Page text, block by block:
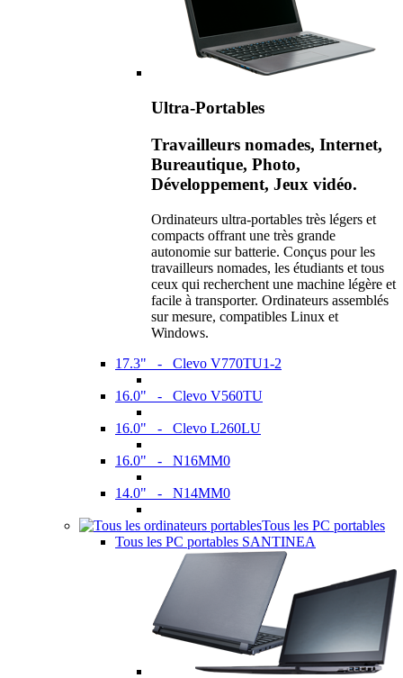
Ultra-Portables
Travailleurs nomades, Internet,
Bureautique, Photo,
Développement, Jeux vidéo.
Ordinateurs ultra-portables très légers et
compacts offrant une très grande
autonomie sur batterie. Conçus pour les
travailleurs nomades, les étudiants et tous
ceux qui recherchent une machine légère et
facile à transporter. Ordinateurs assemblés
sur mesure, compatibles Linux et
Windows.
17.3" - Clevo V770TU1-2
16.0" - Clevo V560TU
16.0" - Clevo L260LU
16.0" - N16MM0
14.0" - N14MM0
Tous les PC portables
Tous les PC portables SANTINEA